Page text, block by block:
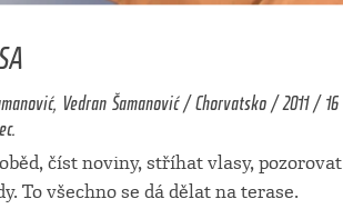
Vedran Šamanović / Chorvatsko / 2011 / 16
číst noviny, stříhat vlasy, pozorovat
To všechno se dá dělat na terase.